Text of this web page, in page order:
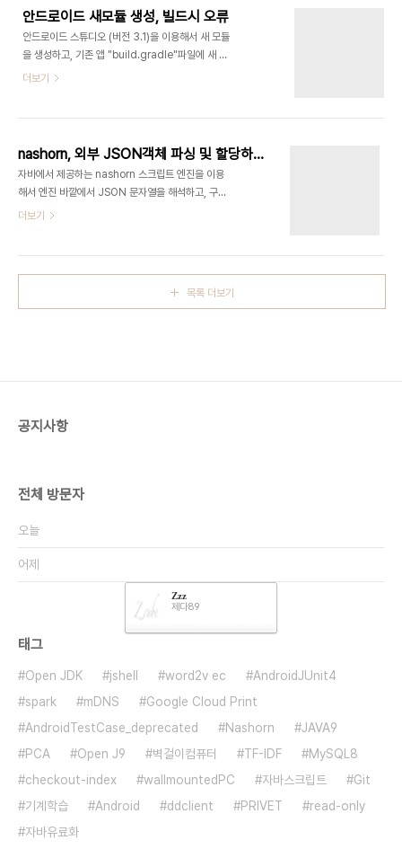
'STATIC_URL'에 정의된 경로로 제한된다. 만약 메
인페이지 "/index.html"을 static 파일을 사용하
려면, 약간 까다롭게 된다. 좀더 유연하고 유용한 방
법으로, "urls.py"파일에 정의하는 urlpatterns 배
열에 'path','url'등을 설정할 때 static resource
django.conf.urls ..
안드로이드 새모듈 생성, 빌드시 오류
안드로이드 스튜디오 (버전 3.1)을 이용해서 새 모듈
을 생성하고, 기존 앱 "build.gradle"파일에 새 모
듈을 의존성에 추가, 빌드시 오류가 발생한다. 오류
not resolve project :module" 안드로이드 개발
자 사이트 문서(한글본)는 최신 내용으로 수정되지
않아서 문제 해결에 도움이 되지 않는다. 또한 안드로
이드 스튜디오(버전 3.1)가 모듈을 생성할 때, 파일을
정확히 설정하지 않는 것이 문제가 발생하는 원인중
튜디오에서 "File > New > New Mo..
더보기
nashorn, 외부 JSON객체 파싱 및 할당하기
자바에서 제공하는 nashorn 스크립트 엔진을 이용
해서 엔진 바깥에서 JSON 문자열을 해석하고, 구해
진 객체를 다시 엔진에 할당하는 코드를 구현해 본다.
// parse JSONScriptObjectMirror json =
더보기
목록 더보기
공지사항
전체 방문자
오늘
어제
Zzz
제다89
태그
Open JDK jshell word2v ec
AndroidJUnit4
spark
mDNS
Google Cloud Print
AndroidTestCase_deprecated
Nashorn
JAVA9
PCA
Open J9 벽걸이컴퓨터 TF-IDF
MySQL8
checkout-index
wallmountedPC 자바스크립트
Git
기계학습
Android ddclient PRIVET
read-only
자바유료화